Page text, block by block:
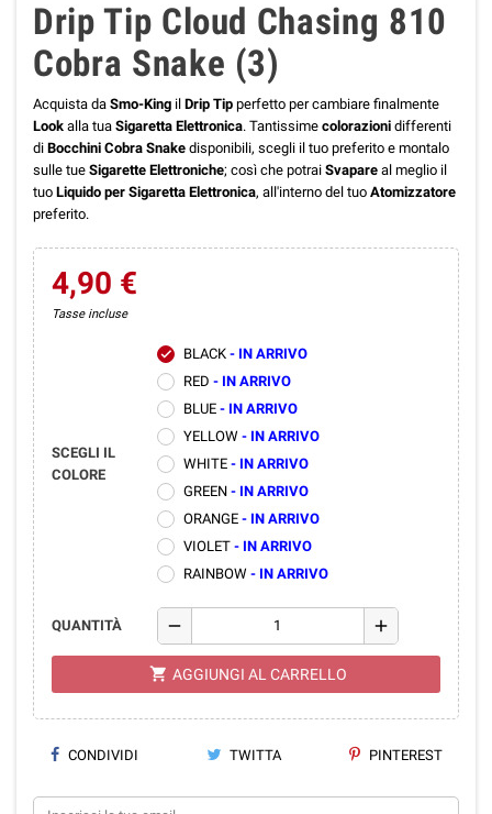
Drip Tip Cloud Chasing 810
Cobra Snake (3)
Acquista da Smo-King il Drip Tip perfetto per cambiare finalmente
Look alla tua Sigaretta Elettronica. Tantissime colorazioni differenti
di Bocchini Cobra Snake disponibili, scegli il tuo preferito e montalo
sulle tue Sigarette Elettroniche; così che potrai Svapare al meglio il
tuo Liquido per Sigaretta Elettronica, all'interno del tuo Atomizzatore
preferito.
4,90 €
Tasse incluse
SCEGLI IL
COLORE
check BLACK- IN ARRIVO
RED - IN ARRIVO
BLUE- IN ARRIVO
YELLOW - IN ARRIVO
WHITE- IN ARRIVO
GREEN- IN ARRIVO
ORANGE- IN ARRIVO
VIOLET- IN ARRIVO
RAINBOW - IN ARRIVO
QUANTITÀ remove add
shopping_cart AGGIUNGI AL CARRELLO
CONDIVIDI TWITTA PINTEREST